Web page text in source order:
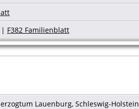
| F382 Familienblatt
Lauenburg, Schleswig-Holstein